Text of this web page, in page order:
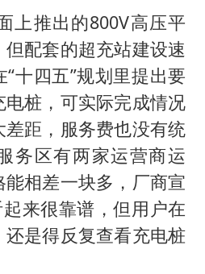
上推出的800V高压平
配套的超充站建设速
十四五”规划里提出要
桩，可实际完成情况
距，服务费也没有统
务区有两家运营商运
相差一块多，厂商宣
来很靠谱，但用户在
是得反复查看充电桩